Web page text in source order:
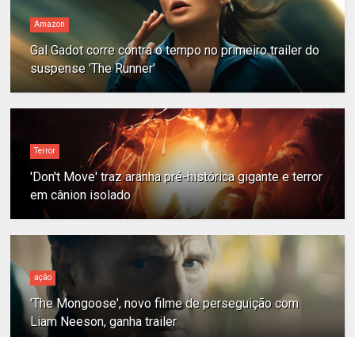
Amazon
Gal Gadot corre contra o tempo no primeiro trailer do
suspense 'The Runner'
Terror
'Don't Move' traz aranha pré-histórica gigante e terror
em cânion isolado
ação
'The Mongoose', novo filme de perseguição com
Liam Neeson, ganha trailer